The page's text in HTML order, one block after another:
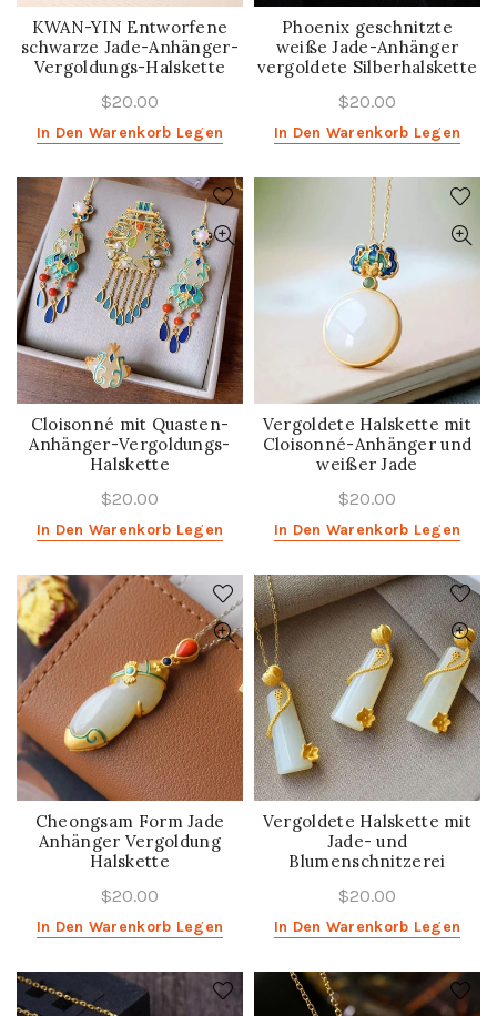
KWAN-YIN Entworfene
schwarze Jade-Anhänger-
Vergoldungs-Halskette
$20.00
In Den Warenkorb Legen
Phoenix geschnitzte
weiße Jade-Anhänger
vergoldete Silberhalskette
$20.00
In Den Warenkorb Legen
Cloisonné mit Quasten-
Anhänger-Vergoldungs-
Halskette
$20.00
In Den Warenkorb Legen
Vergoldete Halskette mit
Cloisonné-Anhänger und
weißer Jade
$20.00
In Den Warenkorb Legen
Cheongsam Form Jade
Anhänger Vergoldung
Halskette
$20.00
In Den Warenkorb Legen
Vergoldete Halskette mit
Jade- und
Blumenschnitzerei
$20.00
In Den Warenkorb Legen